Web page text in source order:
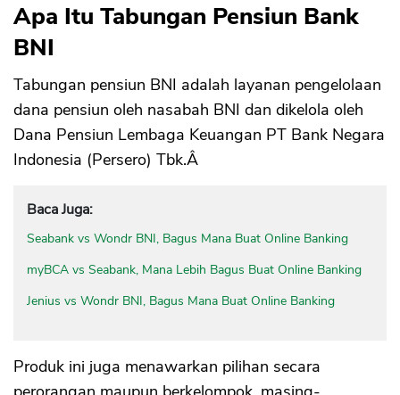
Apa Itu Tabungan Pensiun Bank
BNI
Tabungan pensiun BNI adalah layanan pengelolaan
dana pensiun oleh nasabah BNI dan dikelola oleh
Dana Pensiun Lembaga Keuangan PT Bank Negara
Indonesia (Persero) Tbk.Â
Baca Juga:
Seabank vs Wondr BNI, Bagus Mana Buat Online Banking
myBCA vs Seabank, Mana Lebih Bagus Buat Online Banking
Jenius vs Wondr BNI, Bagus Mana Buat Online Banking
Produk ini juga menawarkan pilihan secara